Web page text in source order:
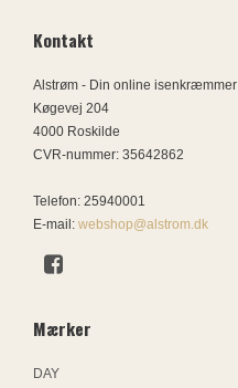
Kontakt
Alstrøm - Din online isenkræmmer
Køgevej 204
4000 Roskilde
CVR-nummer: 35642862
Telefon: 25940001
E-mail : webshop@alstrom.dk
Mærker
DAY